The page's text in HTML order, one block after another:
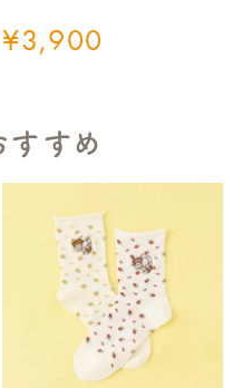
¥3,900
すめ